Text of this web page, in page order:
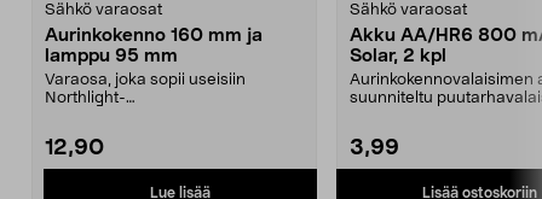
Sähkö varaosat
Aurinkokenno 160 mm ja
lamppu 95 mm
Varaosa, joka sopii useisiin
Northlight-
12,90
Lue lisää
Sähkö varaosat
Akku AA/HR6 800
Solar, 2 kpl
Aurinkokennovalaisimen
suunniteltu
3,99
Lisää ostoskoriin